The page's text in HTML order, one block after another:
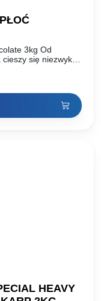
3kg Od
się niezwykłą
HEAVY